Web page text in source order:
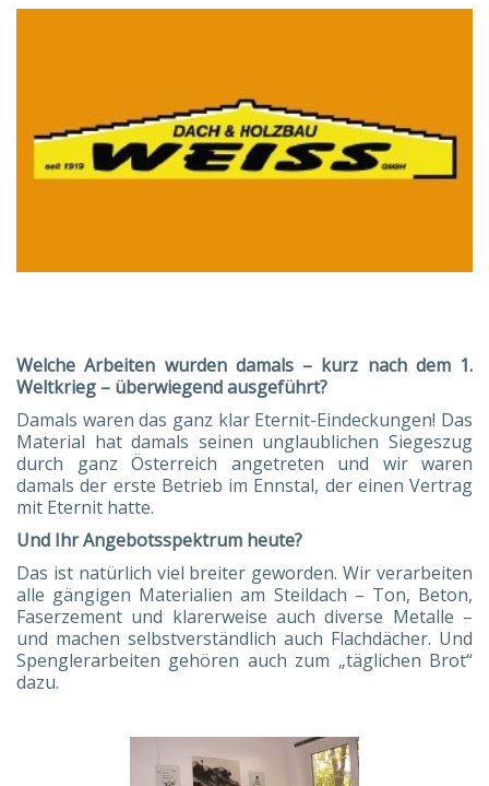
Welche Arbeiten wurden damals – kurz nach dem 1.
Weltkrieg – überwiegend ausgeführt?
Damals waren das ganz klar Eternit-Eindeckungen! Das
Material hat damals seinen unglaublichen Siegeszug
durch ganz Österreich angetreten und wir waren
damals der erste Betrieb im Ennstal, der einen Vertrag
mit Eternit hatte.
Und Ihr Angebotsspektrum heute?
Das ist natürlich viel breiter geworden. Wir verarbeiten
alle gängigen Materialien am Steildach – Ton, Beton,
Faserzement und klarerweise auch diverse Metalle –
und machen selbstverständlich auch Flachdächer. Und
Spenglerarbeiten gehören auch zum „täglichen Brot“
dazu.